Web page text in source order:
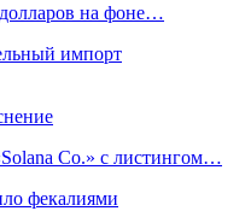
на фоне…
импорт
Co.» с листингом…
фекалиями